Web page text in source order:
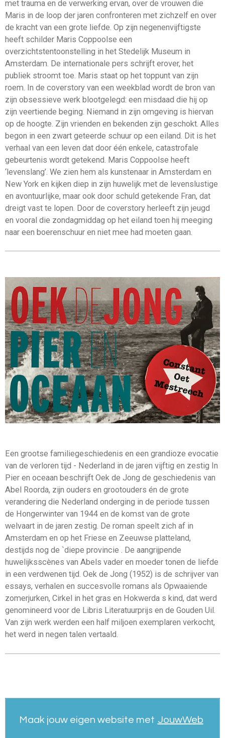
met trauma en de verwerking ervan, over de vrouwen die
Maris in de loop der jaren confronteren met zichzelf en over
de kracht van een grote liefde. Op zijn negenenvijftigste
heeft schilder Maris Coppoolse een
overzichtstentoonstelling in het Stedelijk Museum in
Amsterdam. De internationale pers schrijft erover, het
publiek stroomt toe. Maris staat op het toppunt van zijn
roem. In de coverstory van een weekblad wordt de bron van
zijn obsessieve werk blootgelegd: een misdaad die hij op
zijn veertiende beging. Niemand in zijn omgeving is hiervan
op de hoogte. Zijn vrienden en bekenden zijn geschokt. Alles
begon in een zwart geteerde schuur op een eiland. Dit is het
verhaal van een leven dat door één enkele, catastrofale
gebeurtenis wordt getekend. Maris Coppoolse heeft
‘levenslang’. We zien hem als kunstenaar in Amsterdam en
New York en kijken diep in zijn huwelijk met de levenslustige
en avontuurlijke, maar ook door schuld getekende Fran, dat
dreigt vast te lopen. Door de coverstory herleeft zijn jeugd
en vooral die zondagmiddag op het eiland toen hij meeging
naar een boerenschuur en niet mee had moeten gaan.
Een grootse familiegeschiedenis en een grandioze evocatie
van de verloren tijd - Nederland in de jaren vijftig en zestig In
Pier en oceaan beschrijft Oek de Jong de geschiedenis van
Abel Roorda, zijn ouders en grootouders én de grote
verandering die Nederland onderging in de periode tussen
de Hongerwinter van 1944 en de komst van de grote
welvaart in de jaren zestig. De roman speelt zich af in
Amsterdam en op het Friese en Zeeuwse platteland,
destijds nog de `diepe provincie . De aangrijpende
huwelijksscènes van Abels vader en moeder tonen de liefde
in een verdwenen tijd. Oek de Jong (1952) is de schrijver van
essays, verhalen en succesvolle romans als Opwaaiende
zomerjurken, Cirkel in het gras en Hokwerda s kind, dat werd
genomineerd voor de Libris Literatuurprijs en de Gouden Uil.
Van zijn werk werden een half miljoen exemplaren verkocht,
het werd in negen talen vertaald.
Maak jouw eigen website met JouwWeb